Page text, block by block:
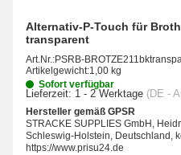
Alternativ-P-Touch für
transparent
Art.Nr.:PSRB-
Artikelgewicht:1,00 kg
Sofort verfügbar
Lieferzeit: 1 - 2 Werktage (DE -
Hersteller gemäß GPSR
STRACKE SUPPLIES GmbH,
Schleswig-Holstein, Deutschland,
https://www.prisu24.de